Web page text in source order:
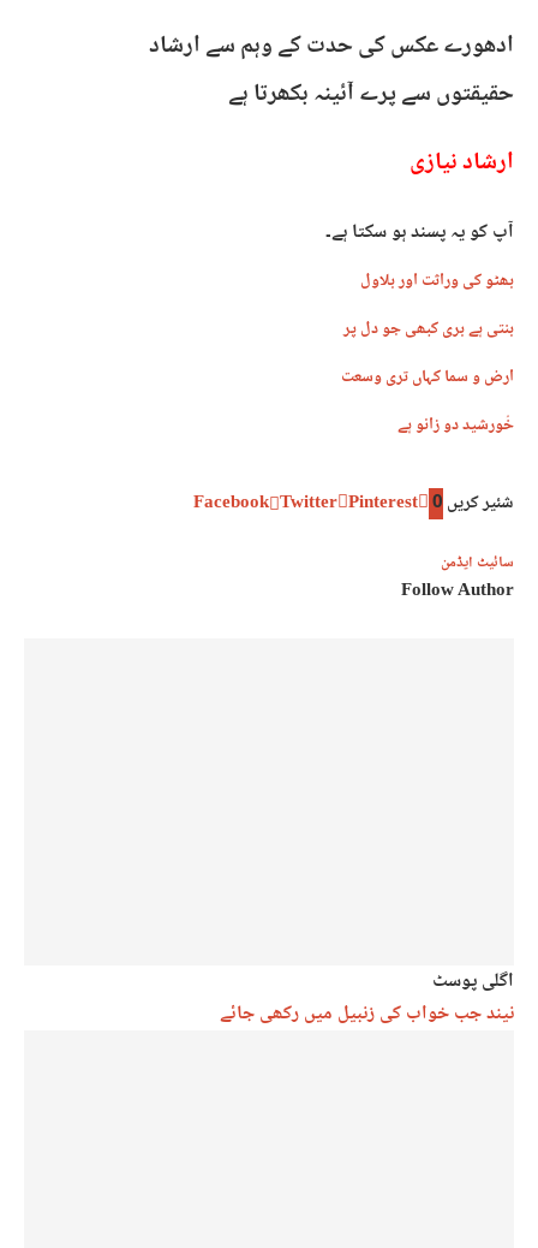
ادھورے عکس کی حدت کے وہم سے ارشاد
حقیقتوں سے پرے آئینہ بکھرتا ہے
ارشاد نیازی
آپ کو یہ پسند ہو سکتا ہے۔
بھٹو کی وراثت اور بلاول
بنتی ہے بری کبھی جو دل پر
ارض و سما کہاں تری وسعت
خُورشید دو زانو ہے
شئیر کریں0
Facebook Twitter Pinterest
سائیٹ ایڈمن
Follow Author
اگلی پوسٹ
نیند جب خواب کی زنبیل میں رکھی جائے